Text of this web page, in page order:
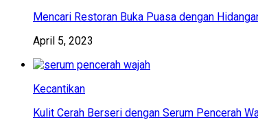
Mencari Restoran Buka Puasa dengan
April 5, 2023
Kecantikan
Kulit Cerah Berseri dengan Serum Pencerah